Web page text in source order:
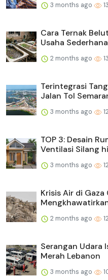
3 months ago
Cara Ternak
Usaha
2 months ago
Terintegrasi
Jalan Tol
3 months ago
TOP 3: Desain
Ventilasi Silang
3 months ago
Krisis Air di
2 months ago
Serangan Udara
Merah Lebanon
3 months ago